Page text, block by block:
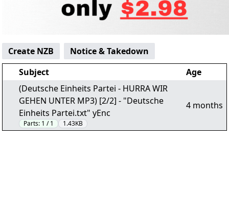
Create NZB
Notice & Takedown
Subject
Age
(Deutsche Einheits Partei - HURRA WIR
GEHEN UNTER MP3) [2/2] - "Deutsche
Einheits Partei.txt" yEnc
Parts: 1 / 1 1.43KB
4 months